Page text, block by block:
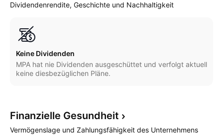
Dividendenrendite, Geschichte und Nachhaltigkeit
Keine Dividenden
MPA hat nie Dividenden ausgeschüttet und verfolgt aktuell
keine diesbezüglichen Pläne.
Finanzielle Gesundheit
Vermögenslage und Zahlungsfähigkeit des Unternehmens